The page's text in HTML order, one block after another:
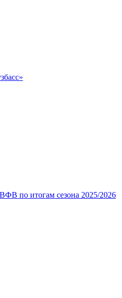
по итогам сезона 2025/2026